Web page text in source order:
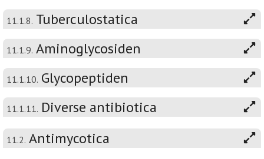
11.1.8. Tuberculostatica
11.1.9. Aminoglycosiden
11.1.10. Glycopeptiden
11.1.11. Diverse antibiotica
11.2. Antimycotica